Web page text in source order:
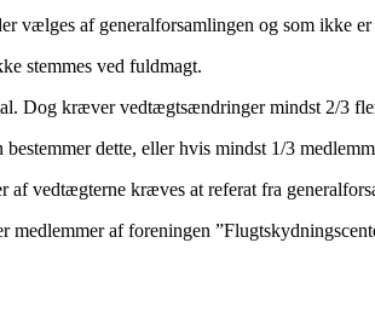
vælges af generalforsamlingen og som ikke er
stemmes ved fuldmagt.
Dog kræver vedtægtsændringer mindst 2/3
dette, eller hvis mindst 1/3
vedtægterne kræves at referat fra
medlemmer af foreningen